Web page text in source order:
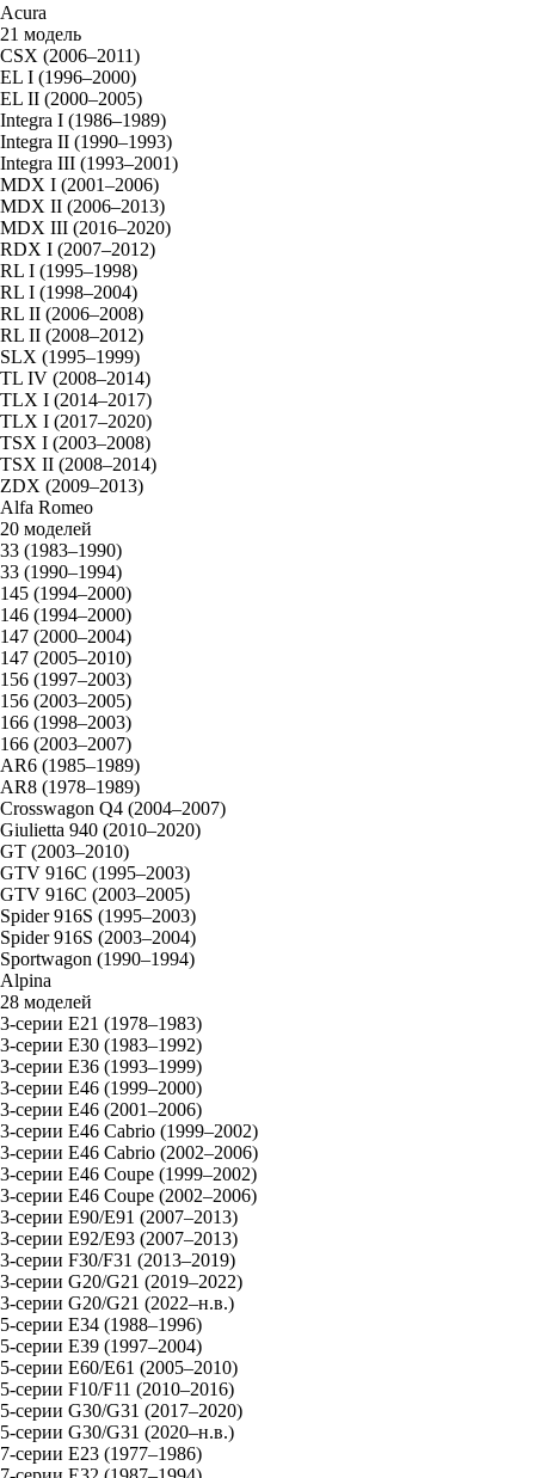
Acura
21 модель
CSX (2006–2011)
EL I (1996–2000)
EL II (2000–2005)
Integra I (1986–1989)
Integra II (1990–1993)
Integra III (1993–2001)
MDX I (2001–2006)
MDX II (2006–2013)
MDX III (2016–2020)
RDX I (2007–2012)
RL I (1995–1998)
RL I (1998–2004)
RL II (2006–2008)
RL II (2008–2012)
SLX (1995–1999)
TL IV (2008–2014)
TLX I (2014–2017)
TLX I (2017–2020)
TSX I (2003–2008)
TSX II (2008–2014)
ZDX (2009–2013)
Alfa Romeo
20 моделей
33 (1983–1990)
33 (1990–1994)
145 (1994–2000)
146 (1994–2000)
147 (2000–2004)
147 (2005–2010)
156 (1997–2003)
156 (2003–2005)
166 (1998–2003)
166 (2003–2007)
AR6 (1985–1989)
AR8 (1978–1989)
Crosswagon Q4 (2004–2007)
Giulietta 940 (2010–2020)
GT (2003–2010)
GTV 916C (1995–2003)
GTV 916C (2003–2005)
Spider 916S (1995–2003)
Spider 916S (2003–2004)
Sportwagon (1990–1994)
Alpina
28 моделей
3-серии E21 (1978–1983)
3-серии E30 (1983–1992)
3-серии E36 (1993–1999)
3-серии E46 (1999–2000)
3-серии E46 (2001–2006)
3-серии E46 Cabrio (1999–2002)
3-серии E46 Cabrio (2002–2006)
3-серии E46 Coupe (1999–2002)
3-серии E46 Coupe (2002–2006)
3-серии E90/E91 (2007–2013)
3-серии E92/E93 (2007–2013)
3-серии F30/F31 (2013–2019)
3-серии G20/G21 (2019–2022)
3-серии G20/G21 (2022–н.в.)
5-серии E34 (1988–1996)
5-серии E39 (1997–2004)
5-серии E60/E61 (2005–2010)
5-серии F10/F11 (2010–2016)
5-серии G30/G31 (2017–2020)
5-серии G30/G31 (2020–н.в.)
7-серии E23 (1977–1986)